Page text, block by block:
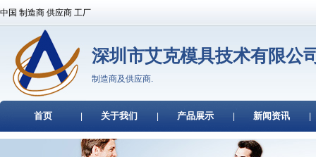
中国 制造商 供应商 工厂
深圳市艾克模具技术有限公
制造商及供应商.
首页 关于我们 产品展示 新闻资讯